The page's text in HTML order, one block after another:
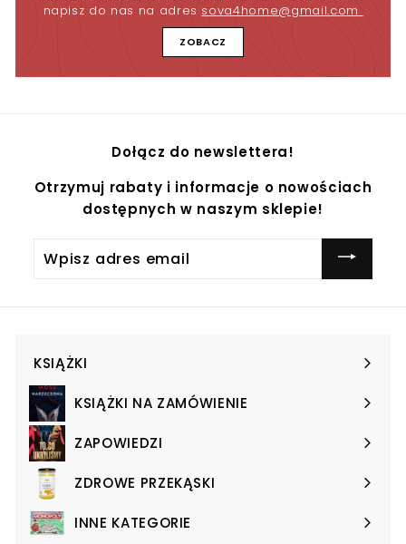
napisz do nas na adres sova4home@gmail.com
ZOBACZ
Dołącz do newslettera!
Otrzymuj rabaty i informacje o nowościach
dostępnych w naszym sklepie!
adres
KSIĄŻKI
Expand
submenuKSIĄŻKI NA ZAMÓWIENIE
Expand
submenuZAPOWIEDZI
Expand
submenuZDROWE PRZEKĄSKI
Expand
submenuINNE KATEGORIE
Expand